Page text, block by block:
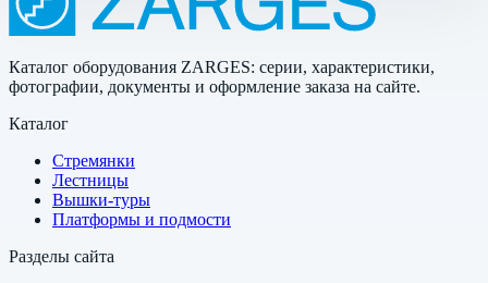
Каталог оборудования ZARGES: серии, характеристики,
фотографии, документы и оформление заказа на сайте.
Каталог
Стремянки
Лестницы
Вышки-туры
Платформы и подмости
Разделы сайта